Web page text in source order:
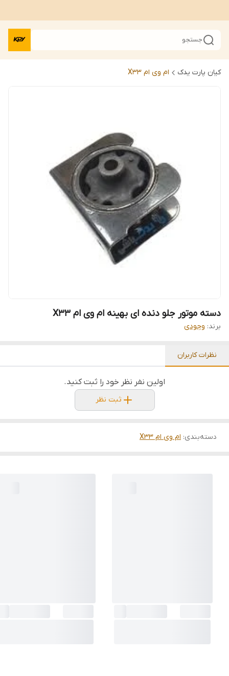
جستجو
کیان پارت یدک ام وی ام X33
دسته موتور جلو دنده ای بهینه ام وی ام X33
برند: وجودی
نظرات کاربران
اولین نفر نظر خود را ثبت کنید.
ثبت نظر
دسته‌بندی: ام وی ام X33